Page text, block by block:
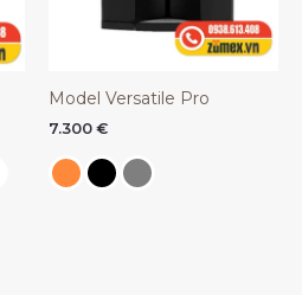
Model Versatile Pro
7.300 €